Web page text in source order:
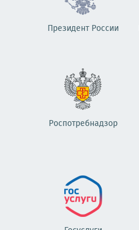
Президент России
Роспотребнадзор